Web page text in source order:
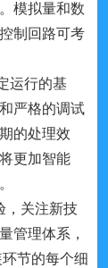
模拟量和数
制回路可考
运行的基
严格的调试
的处理效
更加智能
关注新技
管理体系，
节的每个细